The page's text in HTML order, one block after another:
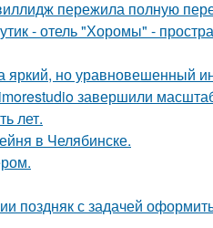
пережила полную
- отель "Хоромы" -
но уравновешенный
завершили
лет.
в Челябинске.
поздняк с задачей